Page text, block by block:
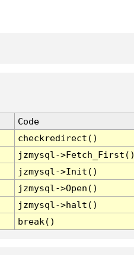
Code
checkredirect()
jzmysql-
jzmysql->Init()
jzmysql->Open()
jzmysql->halt()
break()